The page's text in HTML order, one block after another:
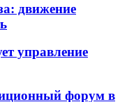
движение
управление
форум в